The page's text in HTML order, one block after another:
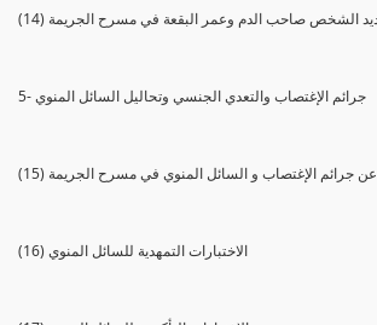
تحديد الشخص صاحب الدم وعمر البقعة في مسرح الجريمة
5- جرائم الإغتصاب والتعدي الجنسي وتحاليل السائل المنوي
عن جرائم الإغتصاب و السائل المنوي في مسرح الجريمة
(16) الاختبارات التمهدية للسائل المنوي